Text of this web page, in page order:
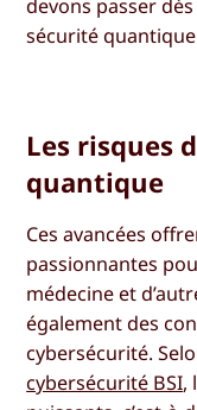
devons passer
sécurité
Les risques
quantique
Ces avancées
passionnantes
médecine et
également des
cybersécurité.
cybersécurité BSI,